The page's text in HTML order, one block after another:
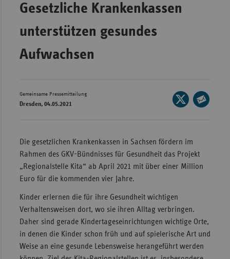
Gesetzliche Krankenkassen
unterstützen gesundes
Aufwachsen
Gemeinsame Pressemitteilung
Dresden, 04.05.2021
Seite
auf
Die gesetzlichen Krankenkassen in Sachsen fördern im
Rahmen des GKV-Bündnisses für Gesundheit das Projekt
„Regionalstelle Kita“ ab April 2021 mit über einer Million
Euro für die kommenden vier Jahre.
Kinder erlernen die für ihre Gesundheit wichtigen
Verhaltensweisen dort, wo sie ihren Alltag verbringen.
Daher sind gerade Kindertageseinrichtungen wichtige Orte,
in denen die Kinder schon früh und auf spielerische Art und
Weise an eine gesunde Lebensweise herangeführt werden